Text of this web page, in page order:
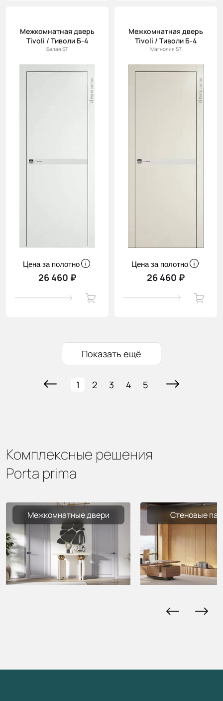
Межкомнатная дверь
Tivoli / Тиволи Б-4
Белая ST
Цена за полотно
26 460 ₽
Межкомнатная дверь
Tivoli / Тиволи Б-4
Магнолия ST
Цена за полотно
26 460 ₽
Показать ещё
1 2 3 4 5
Комплексные решения
Porta prima
Межкомнатные двери Стеновые